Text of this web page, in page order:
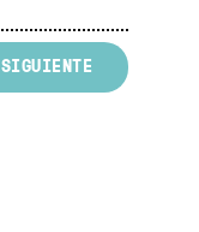
SIGUIENTE